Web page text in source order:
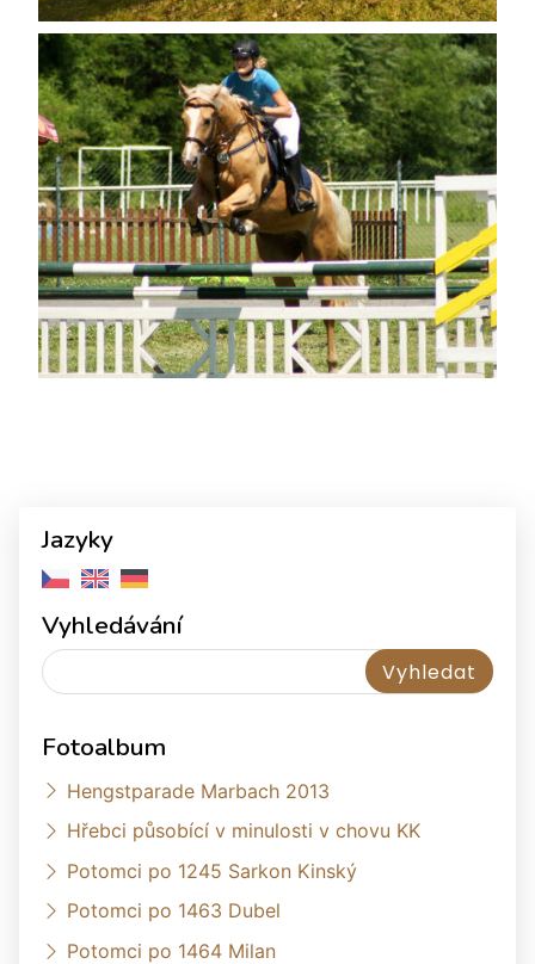
Jazyky
Vyhledávání
Fotoalbum
Hengstparade Marbach 2013
Hřebci působící v minulosti v chovu KK
Potomci po 1245 Sarkon Kinský
Potomci po 1463 Dubel
Potomci po 1464 Milan